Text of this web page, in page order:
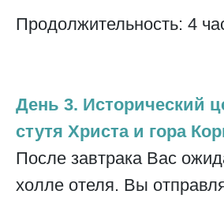
Продолжительность: 4
День 3. Исторический
стутя Христа и гора
После завтрака Вас
холле отеля. Вы